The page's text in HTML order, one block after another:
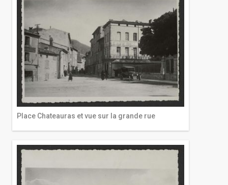
Place Chateauras et vue sur la grande rue